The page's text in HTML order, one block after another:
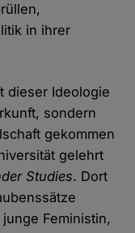
in ihrer
dieser Ideologie
sondern
gekommen
gelehrt
Studies. Dort
Feministin,